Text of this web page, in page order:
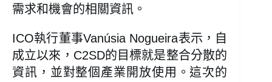
需求和機會的相關資訊。
ICO執行董事Vanúsia Nogueira表示，自
成立以來，C2SD的目標就是整合分散的
資訊，並對整個產業開放使用。這次的